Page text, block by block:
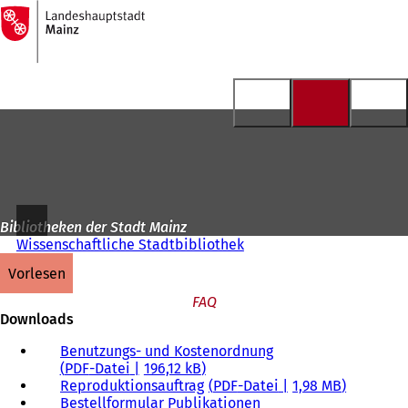
Inhalt anspringen
Zur
Startseite
Bibliotheken der Stadt Mainz
Wissenschaftliche Stadtbibliothek
vorlesen
FAQ
Downloads
Benutzungs- und Kostenordnung
PDF-Datei
196,12 kB
Reproduktionsauftrag PDF-Datei
1,98 MB
Bestellformular Publikationen